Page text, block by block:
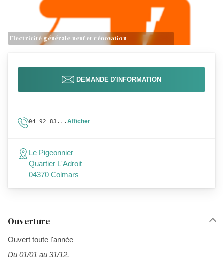
Electricité générale neuf et rénovation
Ouverture
Ouvert toute l'année
Du 01/01 au 31/12.
DEMANDE D'INFORMATION
04 92 83... Afficher
Le Pigeonnier
Quartier L'Adroit
04370 Colmars